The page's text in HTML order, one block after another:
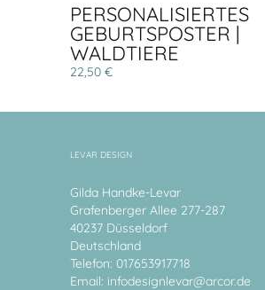
PERSONALISIERTES
GEBURTSPOSTER |
WALDTIERE
22,50 €
LEVAR DESIGN
Gilda Handke-Levar
Grafenberger Allee 277-287
40237 Düsseldorf
Deutschland
Telefon: 017653917718
Email: infodesignlevar@arcor.de